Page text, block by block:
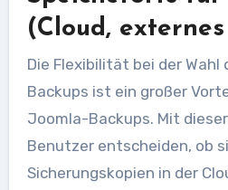
(Cloud,
Die Flexibilität bei der
Backups ist ein großer
Joomla-Backups. Mit
Benutzer entscheiden, ob
Sicherungskopien in der